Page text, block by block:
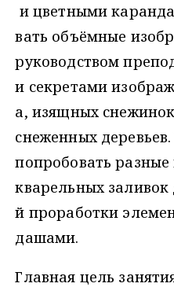
и цветными
вать объёмные
руководством
и секретами
а, изящных
снеженных
попробовать
кварельных
й проработки
дашами.
Главная цель